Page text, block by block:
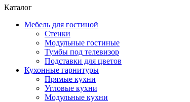
Каталог
Мебель для гостиной
Стенки
Модульные гостиные
Тумбы под телевизор
Подставки для цветов
Кухонные гарнитуры
Прямые кухни
Угловые кухни
Модульные кухни